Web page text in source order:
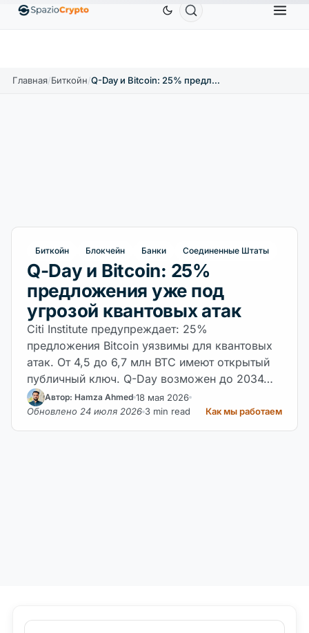
EthereumETH1 880,58 $ Tether USDT0,9991 $ BNBBNB
Главная/Биткойн/ Q-Day и Bitcoin: 25% предложения уже под угрозой квантовых атак
Биткойн Блокчейн Банки Соединенные Штаты
Q-Day и Bitcoin: 25%
предложения уже под
угрозой квантовых атак
Citi Institute предупреждает: 25%
предложения Bitcoin уязвимы для квантовых
атак. От 4,5 до 6,7 млн BTC имеют открытый
публичный ключ. Q-Day возможен до 2034…
Автор: Hamza Ahmed 18 мая 2026
Обновлено 24 июля 2026 3 min read Как мы работаем